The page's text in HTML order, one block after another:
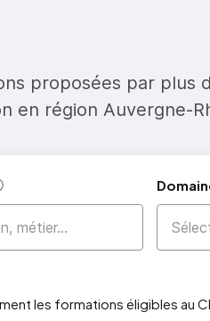
proposées par plus
en région Auvergne-
les formations éligibles au